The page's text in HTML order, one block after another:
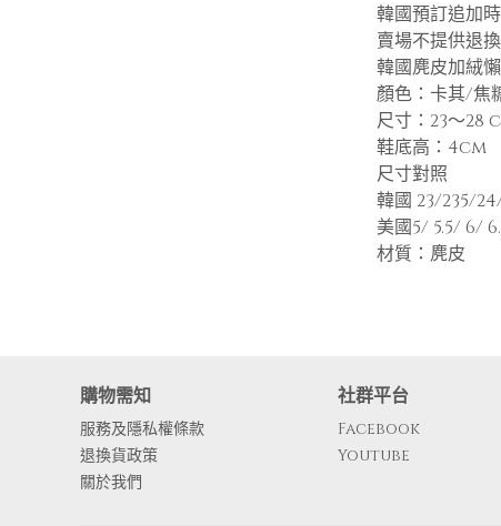
韓國預訂追加
賣場不提供退
韓國麂皮加絨
顏色：卡其/焦
尺寸：23～28
鞋底高：4cm
尺寸對照
韓國 23/235/
美國5/ 5.5/ 6/
材質：麂皮
購物需知
服務及隱私權條款
退換貨政策
關於我們
社群平台
Facebook
Youtube